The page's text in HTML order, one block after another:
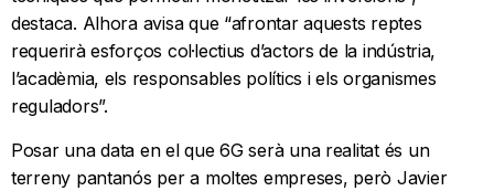
destaca. Alhora avisa que “afrontar aquests reptes
requerirà esforços col·lectius d’actors de la indústria,
l’acadèmia, els responsables polítics i els organismes
reguladors”.
Posar una data en el que 6G serà una realitat és un
terreny pantanós per a moltes empreses, però Javier